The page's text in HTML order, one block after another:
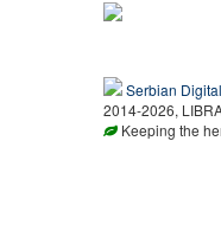
Serbian
2014-2026,
Keeping the